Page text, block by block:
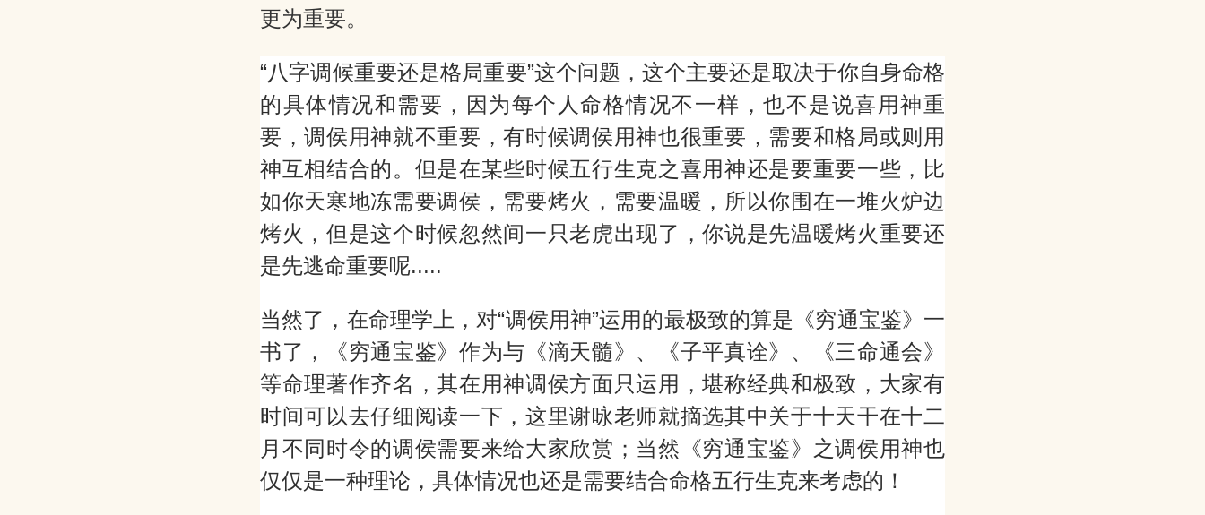
更为重要。
“八字调候重要还是格局重要”这个问题，这个主要还是取决于你自身命格
的具体情况和需要，因为每个人命格情况不一样，也不是说喜用神重
要，调侯用神就不重要，有时候调侯用神也很重要，需要和格局或则用
神互相结合的。但是在某些时候五行生克之喜用神还是要重要一些，比
如你天寒地冻需要调侯，需要烤火，需要温暖，所以你围在一堆火炉边
烤火，但是这个时候忽然间一只老虎出现了，你说是先温暖烤火重要还
是先逃命重要呢.....
当然了，在命理学上，对“调侯用神”运用的最极致的算是《穷通宝鉴》一
书了，《穷通宝鉴》作为与《滴天髓》、《子平真诠》、《三命通会》
等命理著作齐名，其在用神调侯方面只运用，堪称经典和极致，大家有
时间可以去仔细阅读一下，这里谢咏老师就摘选其中关于十天干在十二
月不同时令的调侯需要来给大家欣赏；当然《穷通宝鉴》之调侯用神也
仅仅是一种理论，具体情况也还是需要结合命格五行生克来考虑的！